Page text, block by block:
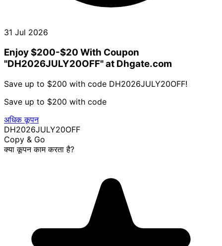
31 Jul 2026
Enjoy $200-$20 With Coupon
"DH2026JULY20OFF" at Dhgate.com
Save up to $200 with code DH2026JULY20OFF!
Save up to $200 with code
अधिक कूपन
DH2026JULY20OFF
Copy & Go
क्या कूपन काम करता है?